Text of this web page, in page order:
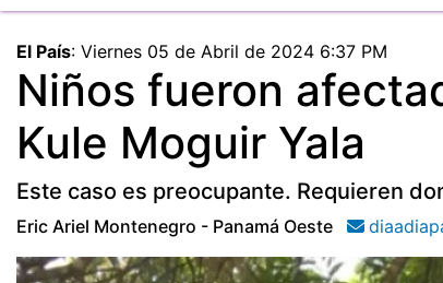
El País: Viernes 05 de Abril de 2024 6:37 PM
Niños fueron
Kule Moguir Yala
Este caso es preocupante. Requieren
Eric Ariel Montenegro - Panamá Oeste